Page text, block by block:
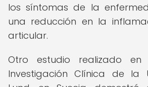
los síntomas de la
una reducción en la
articular.
Otro estudio realizado
Investigación Clínica de la